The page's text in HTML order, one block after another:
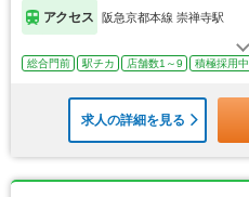
アクセス 阪急京都本線 崇禅寺駅
総合門前 駅チカ 店舗数1～9 積極採用中
求人の詳細を見る